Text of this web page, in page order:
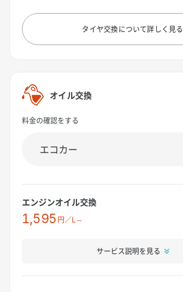
タイヤ交換について詳しく見る
オイル交換
料金の確認をする
エンジンオイル交換
1,595 円／L～
サービス説明を見る